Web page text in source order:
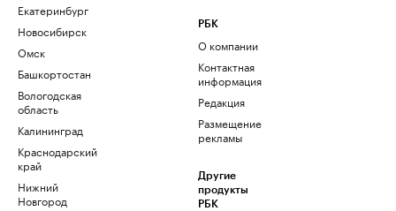
Екатеринбург
Новосибирск
Омск
Башкортостан
Вологодская
область
Калининград
Краснодарский
край
Нижний
Новгород
РБК
О компании
Контактная
информация
Редакция
Размещение
рекламы
Другие
продукты
РБК